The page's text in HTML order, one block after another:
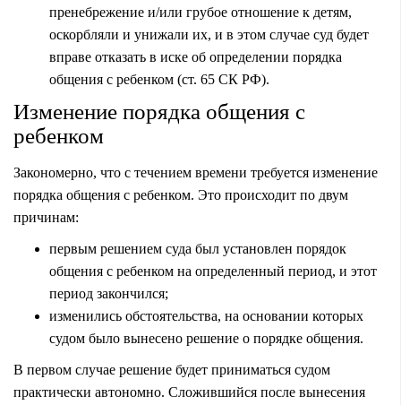
пренебрежение и/или грубое отношение к детям,
оскорбляли и унижали их, и в этом случае суд будет
вправе отказать в иске об определении порядка
общения с ребенком (ст. 65 СК РФ).
Изменение порядка общения с
ребенком
Закономерно, что с течением времени требуется изменение
порядка общения с ребенком. Это происходит по двум
причинам:
первым решением суда был установлен порядок
общения с ребенком на определенный период, и этот
период закончился;
изменились обстоятельства, на основании которых
судом было вынесено решение о порядке общения.
В первом случае решение будет приниматься судом
практически автономно. Сложившийся после вынесения